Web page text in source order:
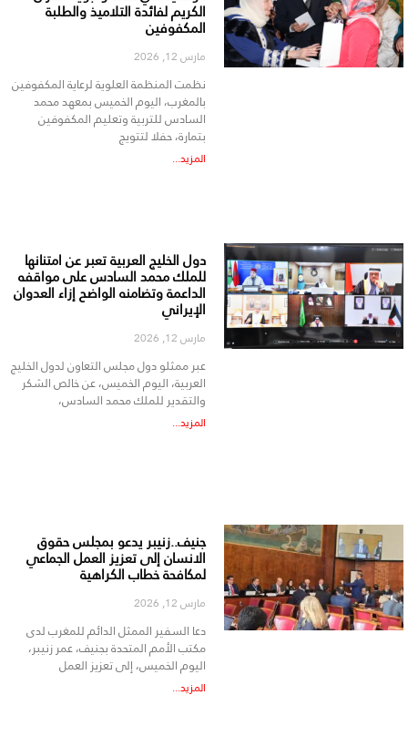
الكريم لفائدة التلاميذ والطلبة
المكفوفين
مارس 12, 2026
نظمت المنظمة العلوية لرعاية المكفوفين
بالمغرب، اليوم الخميس بمعهد محمد
السادس للتربية وتعليم المكفوفين
بتمارة، حفلا لتتويج
المزيد...
دول الخليج العربية تعبر عن امتنانها
للملك محمد السادس على مواقفه
الداعمة وتضامنه الواضح إزاء العدوان
الإيراني
مارس 12, 2026
عبر ممثلو دول مجلس التعاون لدول الخليج
العربية، اليوم الخميس، عن خالص الشكر
والتقدير للملك محمد السادس،
المزيد...
جنيف..زنيبر يدعو بمجلس حقوق
الانسان إلى تعزيز العمل الجماعي
لمكافحة خطاب الكراهية
مارس 12, 2026
دعا السفير الممثل الدائم للمغرب لدى
مكتب الأمم المتحدة بجنيف، عمر زنيبر،
اليوم الخميس، إلى تعزيز العمل
المزيد...